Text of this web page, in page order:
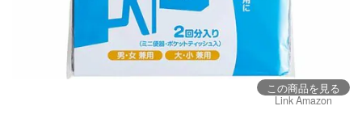
この商品を見る
Link Amazon